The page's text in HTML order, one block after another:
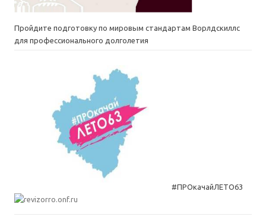
Пройдите подготовку по мировым стандартам Ворлдскиллс
для профессионального долголетия
#ПРОкачайЛЕТО63